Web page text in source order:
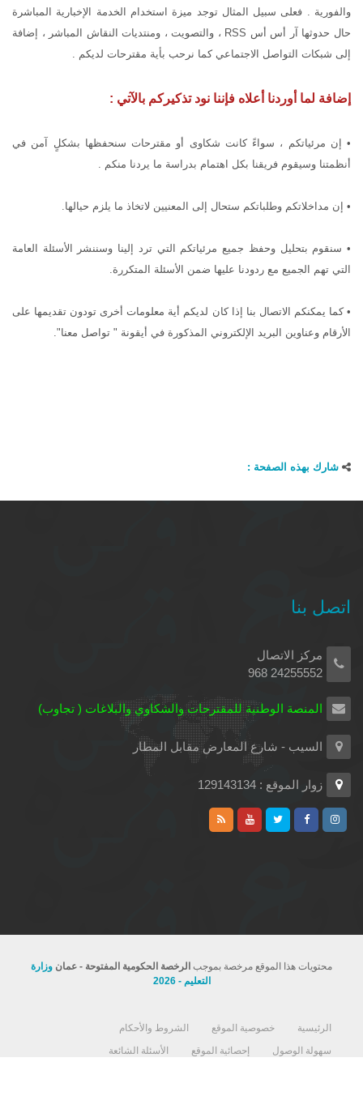
والفورية . فعلى سبيل المثال توجد ميزة استخدام الخدمة الإخبارية المباشرة
حال حدوثها آر أس أس RSS ، والتصويت ، ومنتديات النقاش المباشر ، إضافة
إلى شبكات التواصل الاجتماعي كما نرحب بأية مقترحات لديكم .
إضافة لما أوردنا أعلاه فإننا نود تذكيركم بالآتي :
• إن مرئياتكم ، سواءً كانت شكاوى أو مقترحات سنحفظها بشكلٍ آمن في
أنظمتنا وسيقوم فريقنا بكل اهتمام بدراسة ما يردنا منكم .
• إن مداخلاتكم وطلباتكم ستحال إلى المعنيين لاتخاذ ما يلزم حيالها.
• سنقوم بتحليل وحفظ جميع مرئياتكم التي ترد إلينا وسننشر الأسئلة العامة
التي تهم الجميع مع ردودنا عليها ضمن الأسئلة المتكررة.
• كما يمكنكم الاتصال بنا إذا كان لديكم أية معلومات أخرى تودون تقديمها على
الأرقام وعناوين البريد الإلكتروني المذكورة في أيقونة " تواصل معنا".
شارك بهذه الصفحة :
اتصل بنا
مركز الاتصال
24255552 968
المنصة الوطنية للمقترحات والشكاوي والبلاغات ( تجاوب)
السيب - شارع المعارض مقابل المطار
زوار الموقع : 129143134
محتويات هذا الموقع مرخصة بموجب الرخصة الحكومية المفتوحة - عمان وزارة
التعليم - 2026
الرئيسية خصوصية الموقع
الشروط والأحكام
سهولة الوصول
إحصائية الموقع
الأسئلة الشائعة